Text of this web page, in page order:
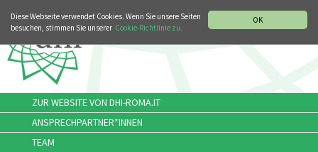
OK
Diese Webseite verwendet Cookies. Wenn Sie unsere Seiten
besuchen, stimmen Sie unserer Cookie-Richtlinie zu.
ZUR WEBSITE VON DHI-ROMA.IT
ANSPRECHPARTNER*INNEN
TEAM